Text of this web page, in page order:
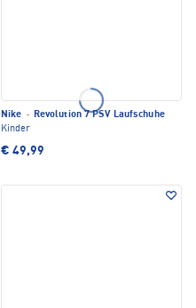
Nike · Revolution 7 PSV Laufschuhe
Kinder
€ 49,99